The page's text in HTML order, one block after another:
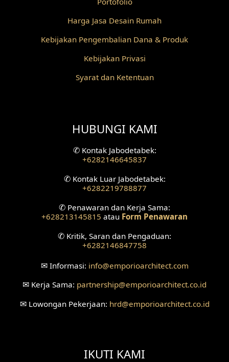
Harga Jasa Desain Rumah
Kebijakan Pengembalian Dana & Produk
Kebijakan Privasi
Syarat dan Ketentuan
HUBUNGI KAMI
✆Kontak Jabodetabek:
+6282146645837
✆Kontak Luar Jabodetabek:
+6282219788877
✆ Penawaran dan Kerja Sama:
+628213145815 atau Form Penawaran
✆ Kritik, Saran dan Pengaduan:
+6282146847758
✉Informasi: info@emporioarchitect.com
✉ Kerja Sama: partnership@emporioarchitect.co.id
✉Lowongan Pekerjaan: hrd@emporioarchitect.co.id
IKUTI KAMI